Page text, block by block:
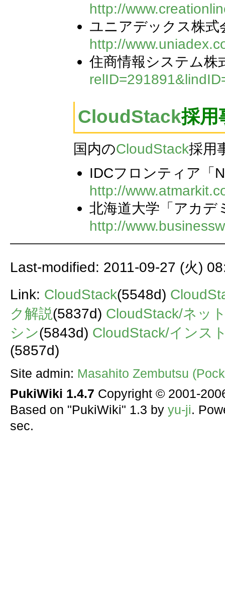
http://
ユニアデックス株式
http://
住商情報システム株
CloudStack採
国内のCloudStack採用
IDCフロンティア「
http://
北海道大学「アカデ
http://
Last-modified: 2011-09-27 (火)
Link: CloudStack(5548d)
ク解説(5837d) CloudStack/ネッ
シン(5843d) CloudStack/インス
(5857d)
Site admin: Masahito Zembutsu
PukiWiki 1.4.7 Copyright © 2001-
Based on "PukiWiki" 1.3 by yu-ji.
sec.